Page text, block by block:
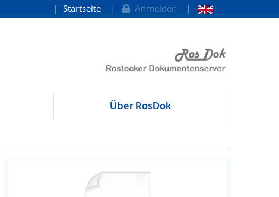
Startseite Anmelden
Über RosDok